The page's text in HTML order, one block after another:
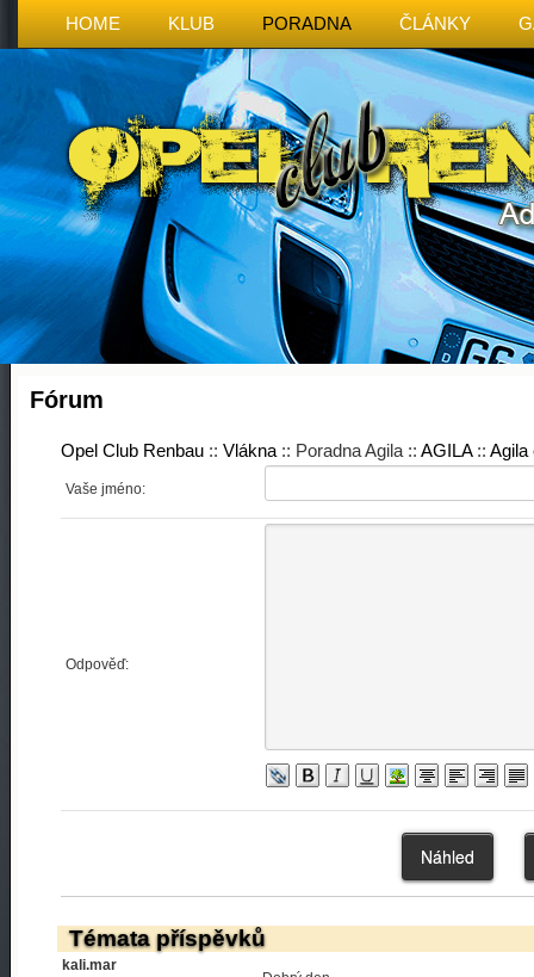
HOME KLUB PORADNA ČLÁNKY
Fórum
Opel Club Renbau :: Vlákna :: Poradna Agila :: AGILA:: Agila
Vaše jméno:
Odpověď:
Témata příspěvků
kali.mar